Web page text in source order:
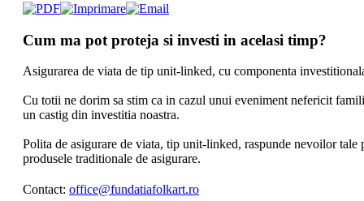
Cum ma pot proteja si investi in acelasi timp?
Asigurarea de viata de tip unit-linked, cu componenta
Cu totii ne dorim sa stim ca in cazul unui eveniment nefericit
un castig din investitia noastra.
Polita de asigurare de viata, tip unit-linked, raspunde nevoilor
produsele traditionale de asigurare.
Contact: office@fundatiafolkart.ro